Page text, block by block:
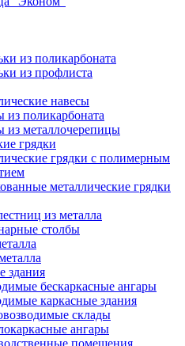
из поликарбоната
из профлиста
навесы
из поликарбоната
из металлочерепицы
грядки
грядки с полимерным
металлические грядки
из металла
столбы
здания
бескаркасные ангары
каркасные здания
склады
ангары
помещения